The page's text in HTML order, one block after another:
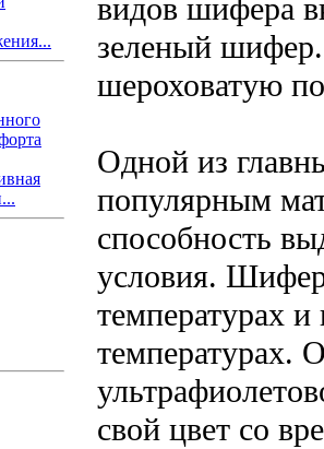
видов шифера
зеленый
шероховатую
Одной из
популярным
способность
условия. Шифер
температурах
температурах.
свой цвет со